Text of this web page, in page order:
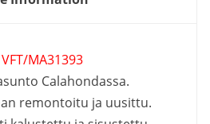
MA31393
Calahondassa.
remontoitu ja uusittu.